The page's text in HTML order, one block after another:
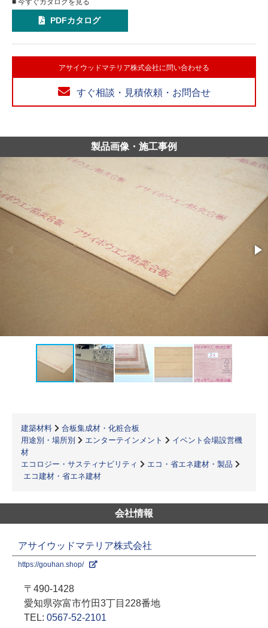
■ 今すぐカタログを見る
PDFカタログ
アサイウッドマテリア株式会社に問い合わせる
すぐ相談・見積依頼・お問合せ
製品画像・施工事例
建築材料
合板集成材・化粧合板
用途別・場所別
エンターテインメント
イベント会場設営機
材
エコロジー・サスティナビリティ
エコ・省エネ建材・製品
エコ建材・省エネ建材
会社情報
アサイウッドマテリア株式会社
https://gouhan.shop/
〒490-1428
愛知県弥富市竹田3丁目228番地
TEL: 0567-52-2101